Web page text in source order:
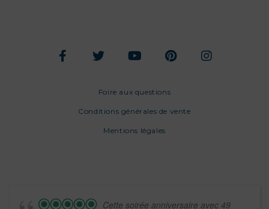
Foire aux questions
Conditions générales de vente
Mentions légales
Cette soirée anniversaire avec 49